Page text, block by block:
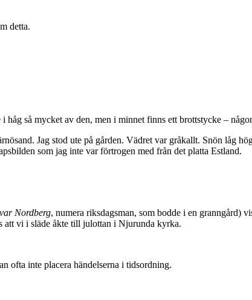
detta.
så mycket av den, men i minnet finns ett brottstycke –
Jag stod ute på gården. Vädret var gråkallt. Snön låg
som jag inte var förtrogen med från det platta Estland.
Nordberg, numera riksdagsman, som bodde i en granngård)
att vi i släde åkte till julottan i Njurunda kyrka.
ofta inte placera händelserna i tidsordning.